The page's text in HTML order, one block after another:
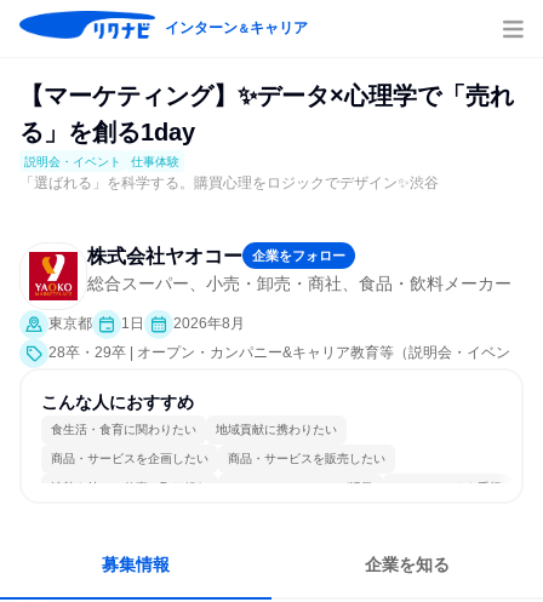
インターン＆キャリア
【マーケティング】✨データ×心理学で「売れ
る」を創る1day
説明会・イベント 仕事体験
「選ばれる」を科学する。購買心理をロジックでデザイン✨渋谷
株式会社ヤオコー 企業をフォロー
総合スーパー、小売・卸売・商社、食品・飲料メーカー
東京都 1日
2026年8月
28卒・29卒 | オープン・カンパニー&キャリア教育等（説明会・イベン
こんな人におすすめ
食生活・食育に関わりたい 地域貢献に携わりたい
商品・サービスを企画したい 商品・サービスを販売したい
情熱を持って仕事に取り組む コミュニケーションが活発 チームワークを重視
募集情報 企業を知る